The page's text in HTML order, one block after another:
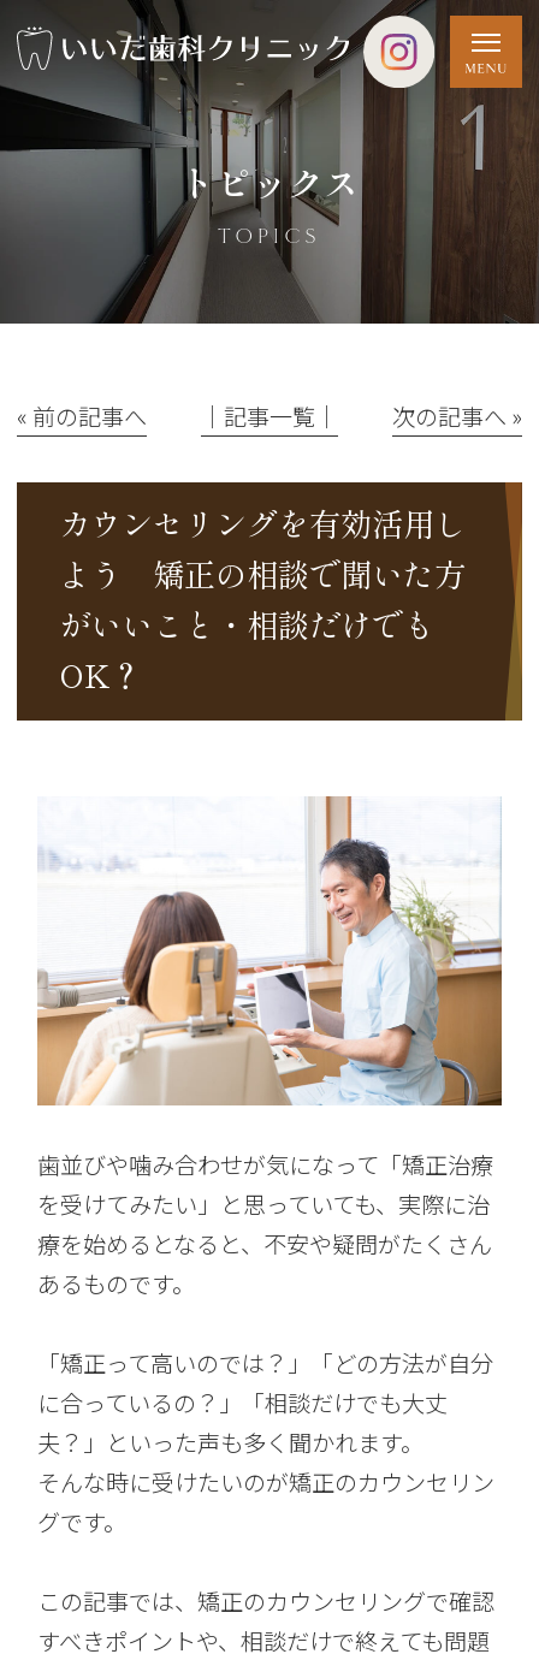
トピックス
TOPICS
« 前の記事へ │記事一覧│ 次の記事へ »
カウンセリングを有効活用し
よう 矯正の相談で聞いた方
がいいこと・相談だけでも
OK？
歯並びや噛み合わせが気になって「矯正治療
を受けてみたい」と思っていても、実際に治
療を始めるとなると、不安や疑問がたくさん
あるものです。
「矯正って高いのでは？」「どの方法が自分
に合っているの？」「相談だけでも大丈
夫？」といった声も多く聞かれます。
そんな時に受けたいのが矯正のカウンセリン
グです。
この記事では、矯正のカウンセリングで確認
すべきポイントや、相談だけで終えても問題